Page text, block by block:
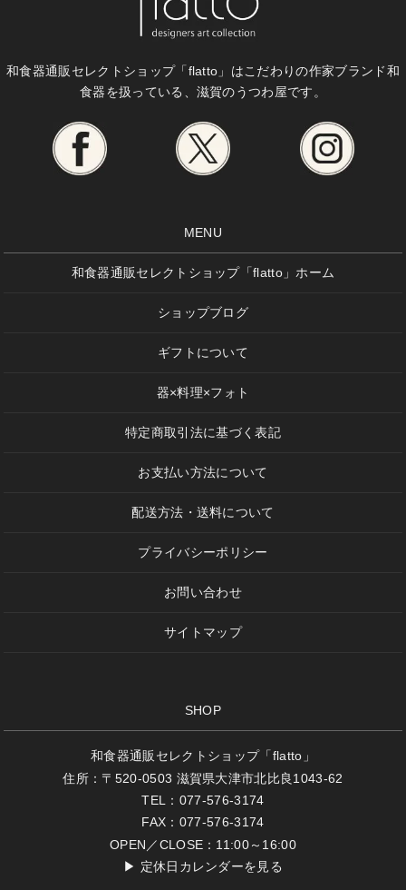
和食器通販セレクトショップ「flatto」はこだわりの作家ブランド和
食器を扱っている、滋賀のうつわ屋です。
MENU
和食器通販セレクトショップ「flatto」ホーム
ショップブログ
ギフトについて
器×料理×フォト
特定商取引法に基づく表記
お支払い方法について
配送方法・送料について
プライバシーポリシー
お問い合わせ
サイトマップ
SHOP
和食器通販セレクトショップ「flatto」
住所：〒520-0503 滋賀県大津市北比良1043-62
TEL：077-576-3174
FAX：077-576-3174
OPEN／CLOSE：11:00～16:00
▶ 定休日カレンダーを見る